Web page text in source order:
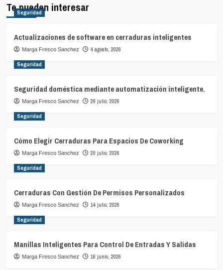
Te pueden interesar
Seguridad
Actualizaciones de software en cerraduras inteligentes
Marga Fresco Sanchez 4 agosto, 2026
Seguridad
Seguridad doméstica mediante automatización inteligente.
Marga Fresco Sanchez 29 julio, 2026
Seguridad
Cómo Elegir Cerraduras Para Espacios De Coworking
Marga Fresco Sanchez 20 julio, 2026
Seguridad
Cerraduras Con Gestión De Permisos Personalizados
Marga Fresco Sanchez 14 julio, 2026
Seguridad
Manillas Inteligentes Para Control De Entradas Y Salidas
Marga Fresco Sanchez 16 junio, 2026